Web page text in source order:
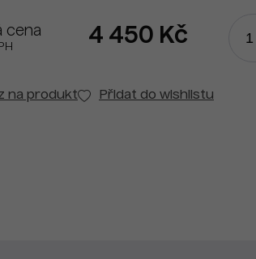
cena 4 450 Kč
na produkt Přidat do wishlistu